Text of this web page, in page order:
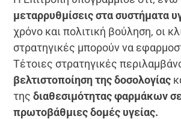
μεταρρυθμίσεις στα συστήματα
χρόνο και πολιτική βούληση, οι
στρατηγικές μπορούν να
Τέτοιες στρατηγικές
βελτιστοποίηση της δοσολογίας
της διαθεσιμότητας φαρμάκων
πρωτοβάθμιες δομές υγείας.